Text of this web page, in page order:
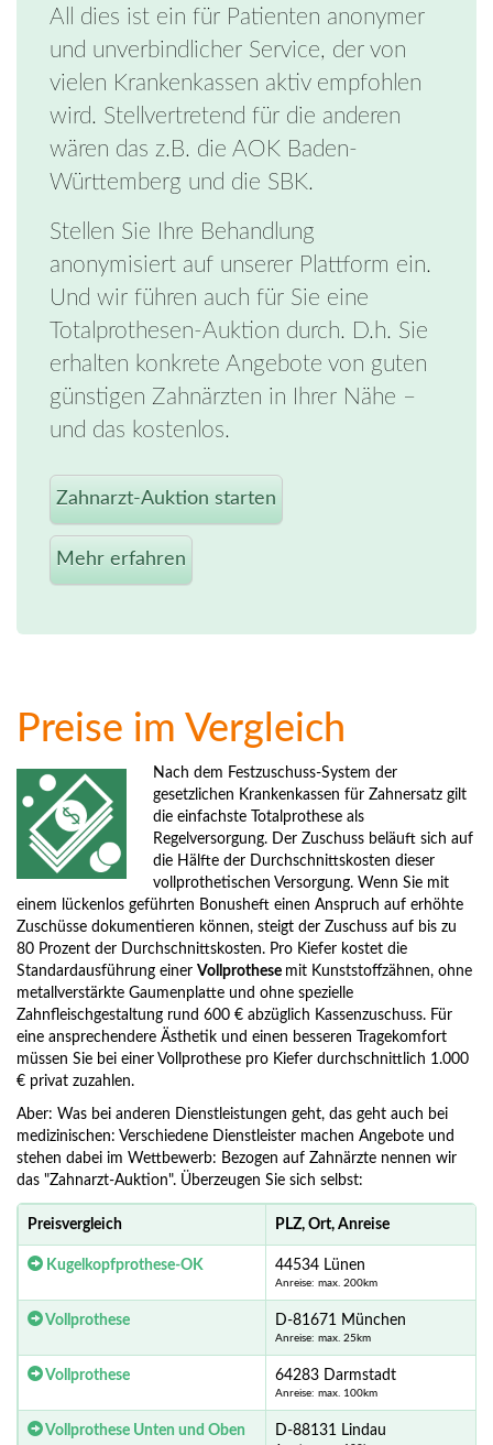
All dies ist ein für Patienten anonymer
und unverbindlicher Service, der von
vielen Krankenkassen aktiv empfohlen
wird. Stellvertretend für die anderen
wären das z.B. die AOK Baden-
Württemberg und die SBK.
Stellen Sie Ihre Behandlung
anonymisiert auf unserer Plattform ein.
Und wir führen auch für Sie eine
Totalprothesen-Auktion durch. D.h. Sie
erhalten konkrete Angebote von guten
günstigen Zahnärzten in Ihrer Nähe –
und das kostenlos.
Zahnarzt-Auktion starten
Mehr erfahren
Preise im Vergleich
Nach dem Festzuschuss-System der
gesetzlichen Krankenkassen für Zahnersatz gilt
die einfachste Totalprothese als
Regelversorgung. Der Zuschuss beläuft sich auf
die Hälfte der Durchschnittskosten dieser
vollprothetischen Versorgung. Wenn Sie mit
einem lückenlos geführten Bonusheft einen Anspruch auf erhöhte
Zuschüsse dokumentieren können, steigt der Zuschuss auf bis zu
80 Prozent der Durchschnittskosten. Pro Kiefer kostet die
Standardausführung einer Vollprothese mit Kunststoffzähnen, ohne
metallverstärkte Gaumenplatte und ohne spezielle
Zahnfleischgestaltung rund 600 € abzüglich Kassenzuschuss. Für
eine ansprechendere Ästhetik und einen besseren Tragekomfort
müssen Sie bei einer Vollprothese pro Kiefer durchschnittlich 1.000
€ privat zuzahlen.
Aber: Was bei anderen Dienstleistungen geht, das geht auch bei
medizinischen: Verschiedene Dienstleister machen Angebote und
stehen dabei im Wettbewerb: Bezogen auf Zahnärzte nennen wir
das "Zahnarzt-Auktion". Überzeugen Sie sich selbst:
Preisvergleich PLZ, Ort, Anreise
Kugelkopfprothese-OK 44534 Lünen
Anreise: max. 200km
Vollprothese D-81671 München
Anreise: max. 25km
Vollprothese 64283 Darmstadt
Anreise: max. 100km
Vollprothese Unten und Oben D-88131 Lindau